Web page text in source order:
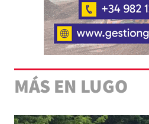
MÁS EN LUGO